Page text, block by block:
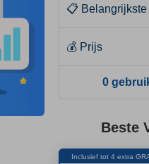
📋
💰 Prijs
0
Beste
Inclusief tot 4 extra